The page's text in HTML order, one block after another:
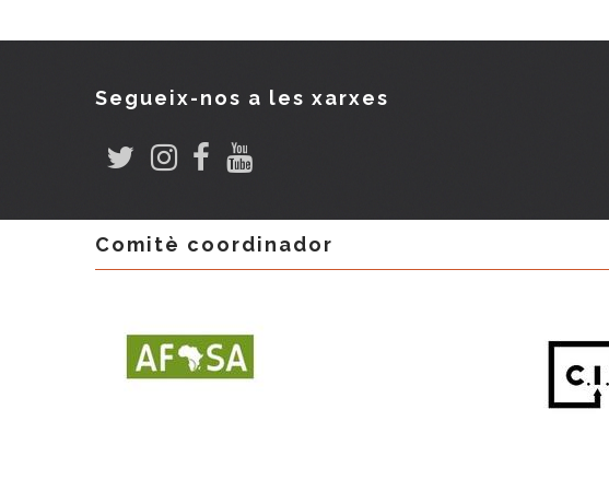
Segueix-nos a les xarxes
Comitè coordinador